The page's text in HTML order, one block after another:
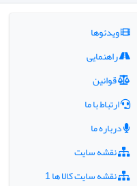
ویدئوها
راهنمایی
قوانین
ارتباط با ما
درباره ما
نقشه سایت
نقشه سایت کالا ها 1